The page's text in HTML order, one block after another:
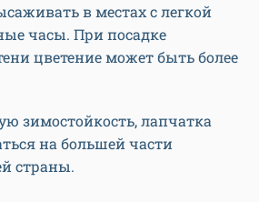
в местах с легкой
часы. При посадке
цветение может быть более
зимостойкость, лапчатка
на большей части
страны.